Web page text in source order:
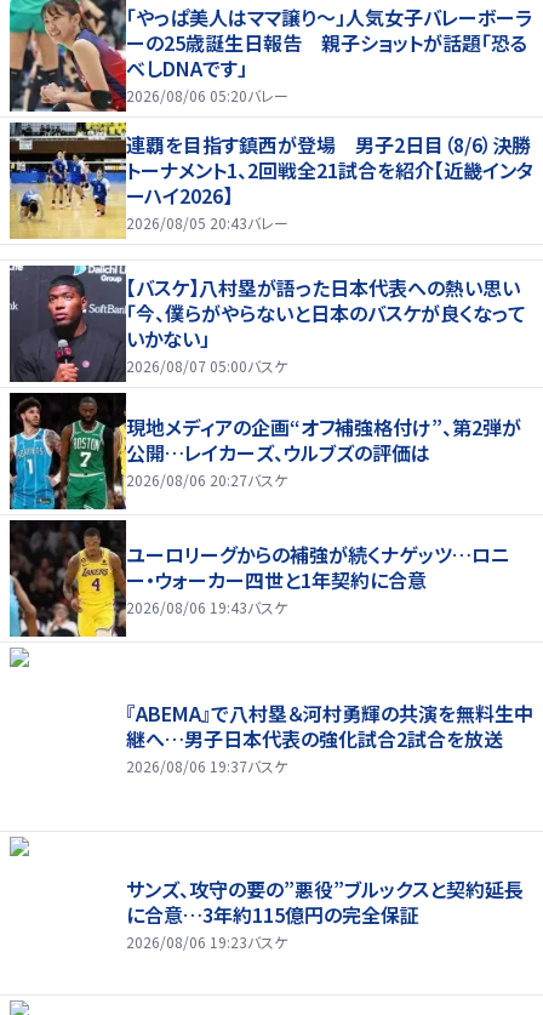
「やっぱ美人はママ譲り～」人気女子バレーボーラ
ーの25歳誕生日報告 親子ショットが話題「恐る
べしDNAです」
2026/08/06 05:20バレー
連覇を目指す鎮西が登場 男子2日目（8/6）決勝
トーナメント1、2回戦全21試合を紹介【近畿インタ
ーハイ2026】
2026/08/05 20:43バレー
【バスケ】八村塁が語った日本代表への熱い思い
「今、僕らがやらないと日本のバスケが良くなって
いかない」
2026/08/07 05:00バスケ
現地メディアの企画“オフ補強格付け”、第2弾が
公開…レイカーズ、ウルブズの評価は
2026/08/06 20:27バスケ
ユーロリーグからの補強が続くナゲッツ…ロニ
ー・ウォーカー四世と1年契約に合意
2026/08/06 19:43バスケ
『ABEMA』で八村塁＆河村勇輝の共演を無料生中
継へ…男子日本代表の強化試合2試合を放送
2026/08/06 19:37バスケ
サンズ、攻守の要の”悪役”ブルックスと契約延長
に合意…3年約115億円の完全保証
2026/08/06 19:23バスケ